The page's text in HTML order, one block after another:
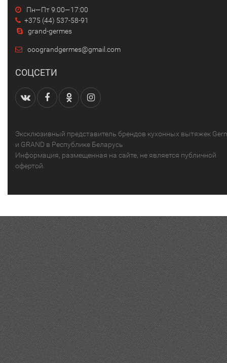
Пн—Пт 9:00—17:00
+375 (44) 537-58-91
grand-germes
ooograndgermes@gmail.com
СОЦСЕТИ
Эксклюзивный представитель брендов кухонных вытяжек
и GRAND в Республике Беларусь
Информация, размещенная на сайте, не является публичной
офертой.